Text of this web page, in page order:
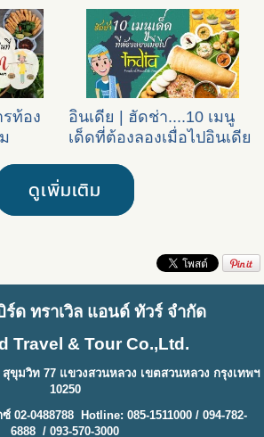
ท้อง
อินเดีย | ฮัดช่า....10 เมนู
เด็ดที่ต้องลองเมื่อไปอินเดีย
ดูเพิ่มเติม
ร์ด ทราเวิล แอนด์ ทัวร์ จำกัด
Travel & Tour Co.,Ltd.
สุขุมวิท 77 แขวงสวนหลวง เขตสวนหลวง กรุงเทพฯ
10250
02-0488788 Hotline: 085-1511000 / 094-782-
6888 / 093-570-3000